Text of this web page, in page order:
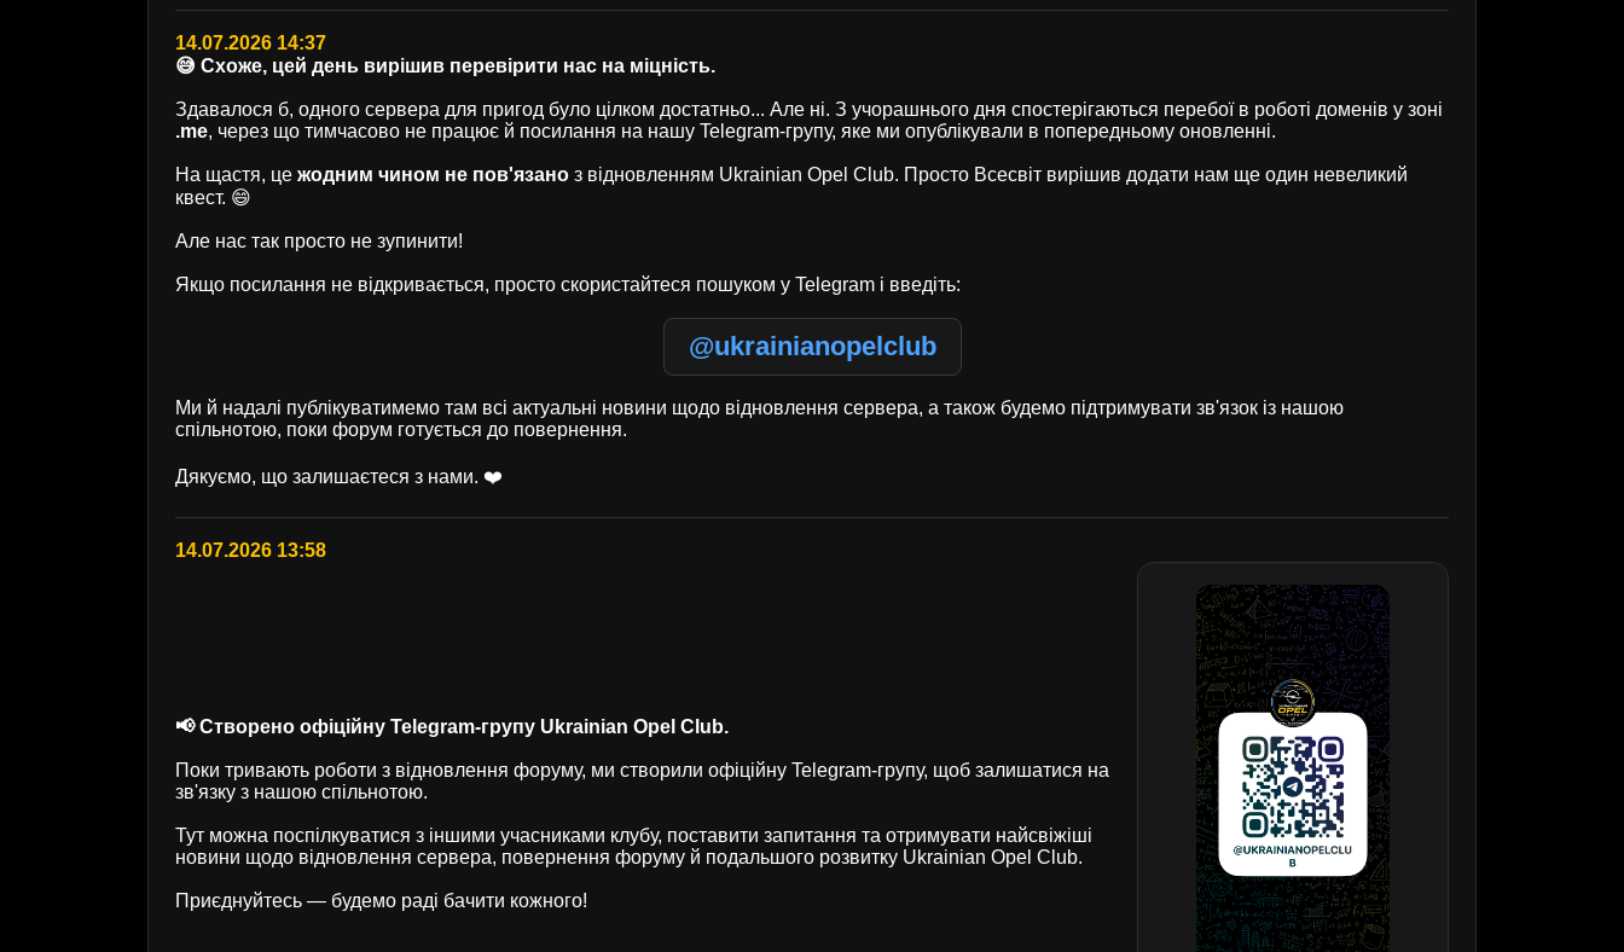
14.07.2026 14:37
😅 Схоже, цей день вирішив перевірити нас на міцність.
Здавалося б, одного сервера для пригод було цілком достатньо... Але ні. З учорашнього дня спостерігаються перебої в роботі доменів у зоні
.me, через що тимчасово не працює й посилання на нашу Telegram-групу, яке ми опублікували в попередньому оновленні.
На щастя, це жодним чином не пов'язано з відновленням Ukrainian Opel Club. Просто Всесвіт вирішив додати нам ще один невеликий
квест. 😄
Але нас так просто не зупинити!
Якщо посилання не відкривається, просто скористайтеся пошуком у Telegram і введіть:
@ukrainianopelclub
Ми й надалі публікуватимемо там всі актуальні новини щодо відновлення сервера, а також будемо підтримувати зв'язок із нашою
спільнотою, поки форум готується до повернення.
Дякуємо, що залишаєтеся з нами. ❤️
14.07.2026 13:58
📢 Створено офіційну Telegram-групу Ukrainian Opel Club.
Поки тривають роботи з відновлення форуму, ми створили офіційну Telegram-групу, щоб залишатися на
зв'язку з нашою спільнотою.
Тут можна поспілкуватися з іншими учасниками клубу, поставити запитання та отримувати найсвіжіші
новини щодо відновлення сервера, повернення форуму й подальшого розвитку Ukrainian Opel Club.
Приєднуйтесь — будемо раді бачити кожного!